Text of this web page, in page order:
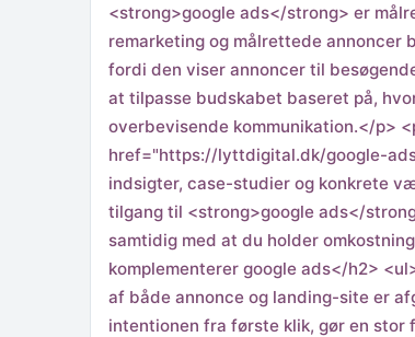
<strong>google ads</strong> er
remarketing og målrettede annoncer
fordi den viser annoncer til
at tilpasse budskabet baseret på,
overbevisende kommunikation.</p>
href="https://lyttdigital.dk/google-
indsigter, case-studier og konkrete
tilgang til <strong>google ads</
samtidig med at du holder
komplementerer google ads</h2>
af både annonce og landing-site er
intentionen fra første klik, gør en stor